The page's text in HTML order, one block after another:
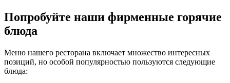
Попробуйте наши фирменные горячие
блюда
Меню нашего ресторана включает множество интересных
позиций, но особой популярностью пользуются следующие
блюда: